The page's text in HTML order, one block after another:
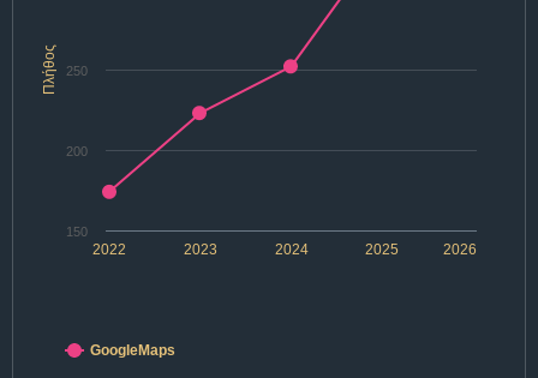
Πλήθος
2022 2024 2026
2023 2025
150
200
250
GoogleMaps